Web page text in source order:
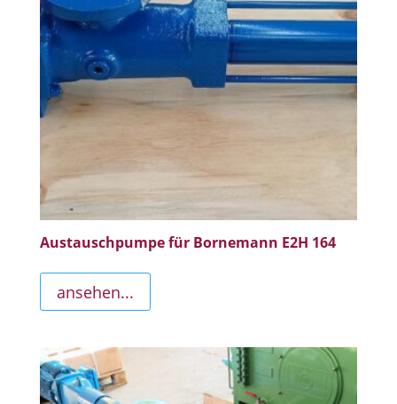
Austauschpumpe für Bornemann E2H 164
ansehen...